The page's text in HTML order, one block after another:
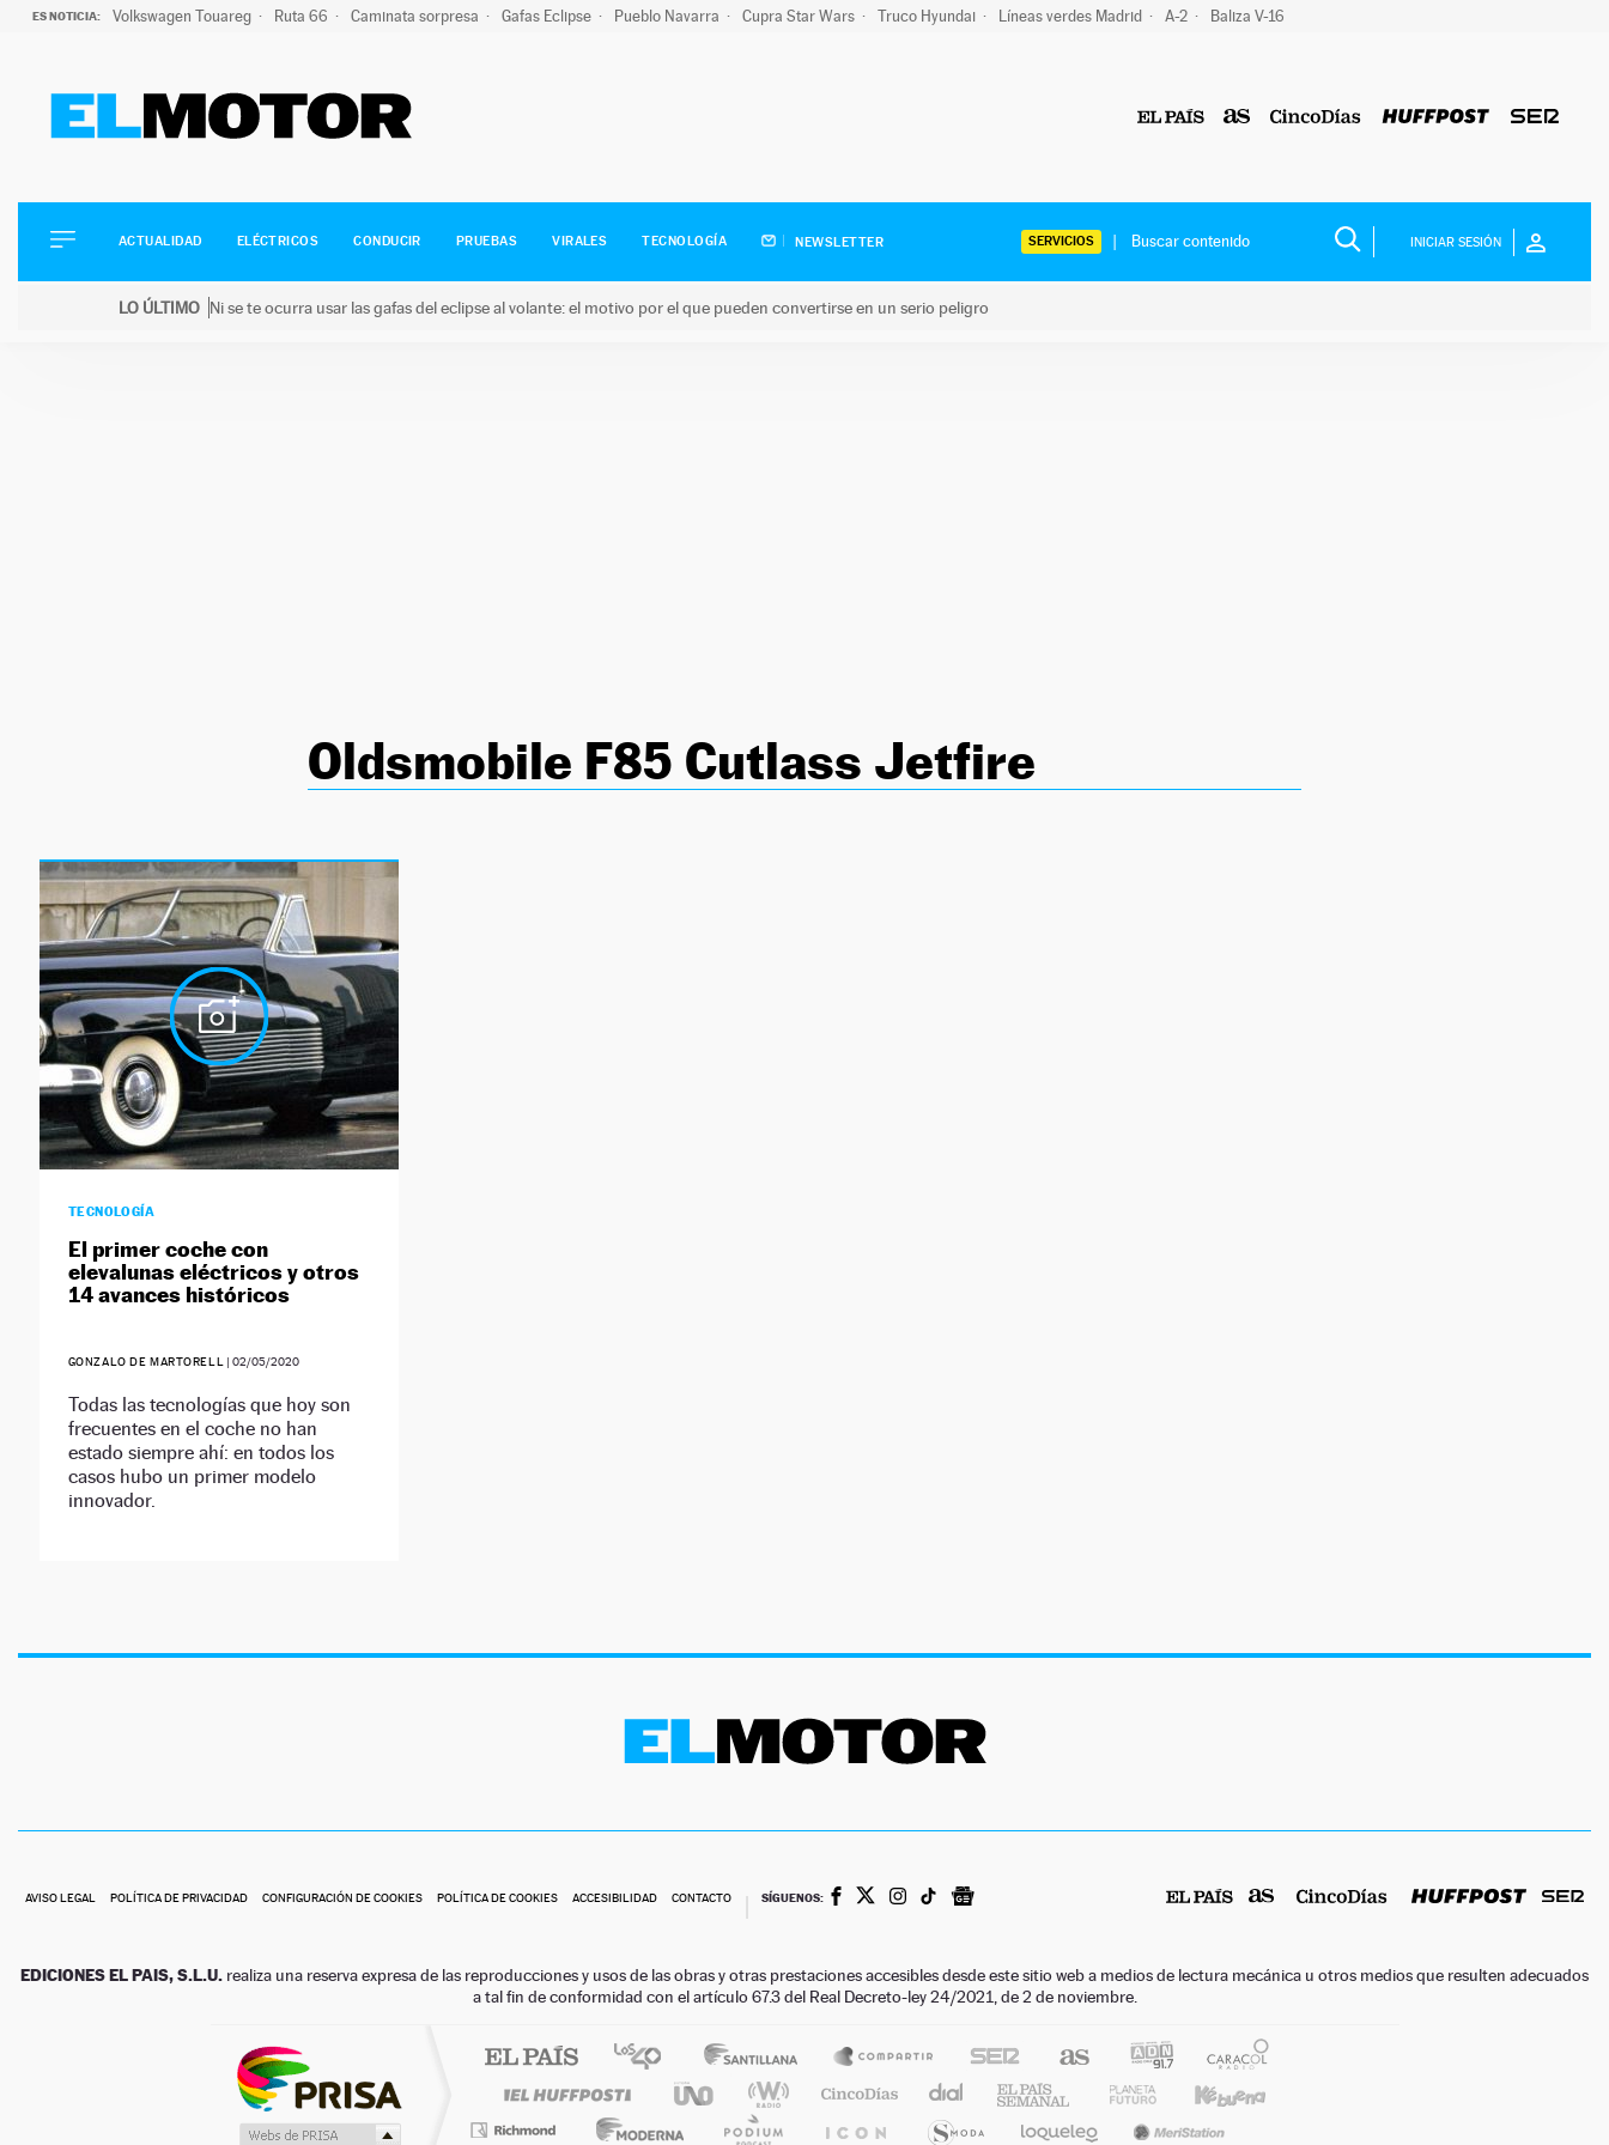
ES NOTICIA: Volkswagen Touareg Ruta 66 Caminata sorpresa Gafas Eclipse Pueblo Navarra Cupra Star Wars Truco Hyundai Líneas verdes Madrid A-2 Baliza V-16
ELÉCTRICOS
CONDUCIR
ACTUALIDAD ELÉCTRICOS CONDUCIR PRUEBAS VIRALES TECNOLOGÍA NEWSLETTER SERVICIOS INICIAR SESIÓN
LO ÚLTIMO Ni se te ocurra usar las gafas del eclipse al volante: el motivo por el que pueden convertirse en un serio peligro
Oldsmobile F85 Cutlass Jetfire
TECNOLOGÍA
El primer coche con
elevalunas eléctricos y otros
14 avances históricos
GONZALO DE MARTORELL |02/05/2020
Todas las tecnologías que hoy son
frecuentes en el coche no han
estado siempre ahí: en todos los
casos hubo un primer modelo
innovador.
AVISO LEGAL POLÍTICA DE PRIVACIDAD CONFIGURACIÓN DE COOKIES POLÍTICA DE COOKIES ACCESIBILIDAD CONTACTO SÍGUENOS:
EDICIONES EL PAIS, S.L.U. realiza una reserva expresa de las reproducciones y usos de las obras y otras prestaciones accesibles desde este sitio web a medios de lectura mecánica u otros medios que resulten adecuados
a tal fin de conformidad con el artículo 67.3 del Real Decreto-ley 24/2021, de 2 de noviembre.